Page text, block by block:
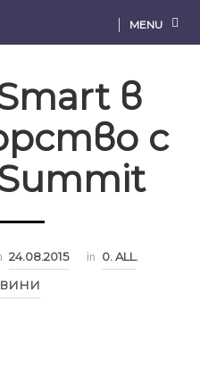
MENU
в
с
24.08.2015 in 0. ALL,